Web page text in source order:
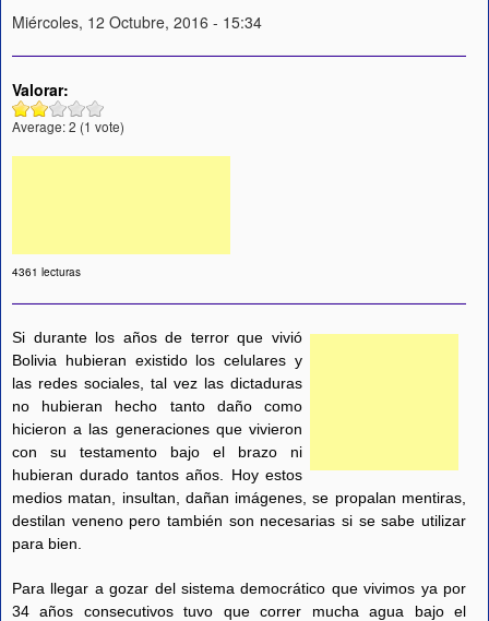
Miércoles, 12 Octubre, 2016 - 15:34
Valorar:
Average:2 (1 vote)
4361 lecturas
Si durante los años de terror que vivió
Bolivia hubieran existido los celulares y
las redes sociales, tal vez las dictaduras
no hubieran hecho tanto daño como
hicieron a las generaciones que vivieron
con su testamento bajo el brazo ni
hubieran durado tantos años. Hoy estos
medios matan, insultan, dañan imágenes, se propalan mentiras,
destilan veneno pero también son necesarias si se sabe utilizar
para bien.
Para llegar a gozar del sistema democrático que vivimos ya por
34 años consecutivos tuvo que correr mucha agua bajo el